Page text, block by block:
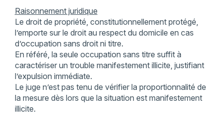
Raisonnement juridique
Le droit de propriété, constitutionnellement protégé,
l’emporte sur le droit au respect du domicile en cas
d’occupation sans droit ni titre.
En référé, la seule occupation sans titre suffit à
caractériser un trouble manifestement illicite, justifiant
l’expulsion immédiate.
Le juge n’est pas tenu de vérifier la proportionnalité de
la mesure dès lors que la situation est manifestement
illicite.